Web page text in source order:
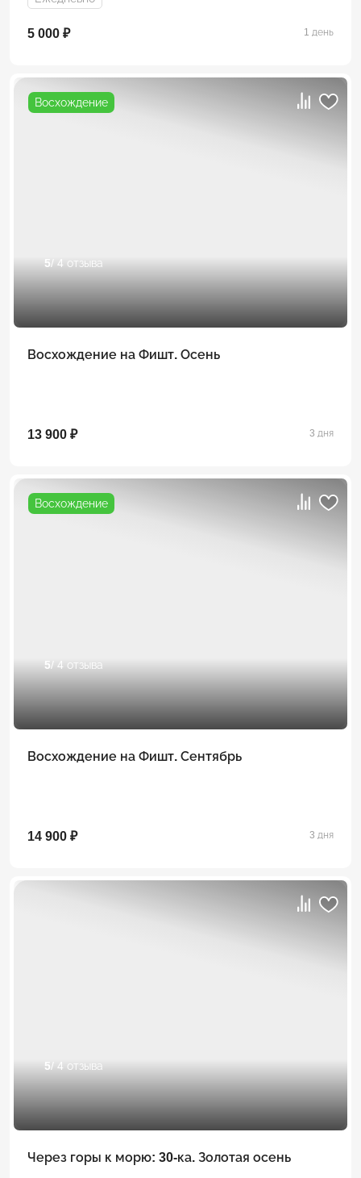
5 000 ₽ 1 день
Восхождение
5/ 4 отзыва
Восхождение на Фишт. Осень
13 900 ₽ 3 дня
Восхождение
5/ 4 отзыва
Восхождение на Фишт. Сентябрь
14 900 ₽ 3 дня
5/ 4 отзыва
Через горы к морю: 30-ка. Золотая осень